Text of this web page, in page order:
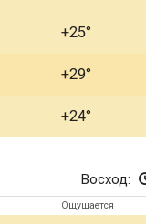
+25
+29
+24
Восход:
Ощущается